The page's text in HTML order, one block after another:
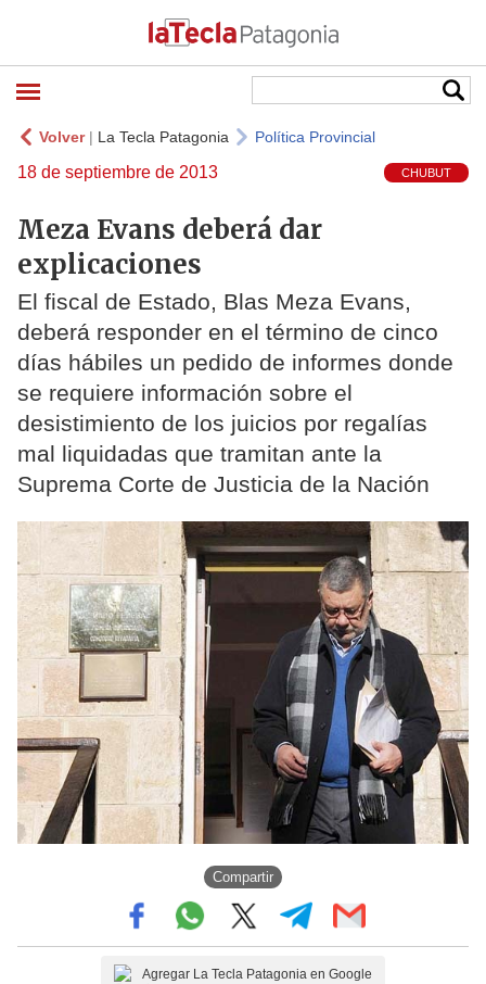
Volver| La Tecla Patagonia Política Provincial
18 de septiembre de 2013 CHUBUT
Meza Evans deberá dar
explicaciones
El fiscal de Estado, Blas Meza Evans,
deberá responder en el término de cinco
días hábiles un pedido de informes donde
se requiere información sobre el
desistimiento de los juicios por regalías
mal liquidadas que tramitan ante la
Suprema Corte de Justicia de la Nación
Compartir
Agregar La Tecla Patagonia en Google